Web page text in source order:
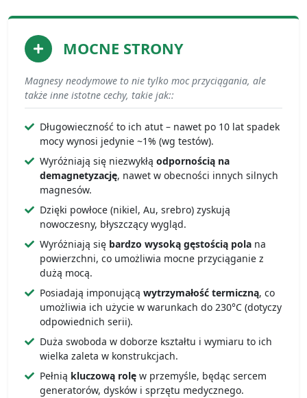
MOCNE STRONY
Magnesy neodymowe to nie tylko moc przyciągania, ale
także inne istotne cechy, takie jak::
Długowieczność to ich atut – nawet po 10 lat spadek
mocy wynosi jedynie ~1% (wg testów).
Wyróżniają się niezwykłą odpornością na
demagnetyzację, nawet w obecności innych silnych
magnesów.
Dzięki powłoce (nikiel, Au, srebro) zyskują
nowoczesny, błyszczący wygląd.
Wyróżniają się bardzo wysoką gęstością pola na
powierzchni, co umożliwia mocne przyciąganie z
dużą mocą.
Posiadają imponującą wytrzymałość termiczną, co
umożliwia ich użycie w warunkach do 230°C (dotyczy
odpowiednich serii).
Duża swoboda w doborze kształtu i wymiaru to ich
wielka zaleta w konstrukcjach.
Pełnią kluczową rolę w przemyśle, będąc sercem
generatorów, dysków i sprzętu medycznego.